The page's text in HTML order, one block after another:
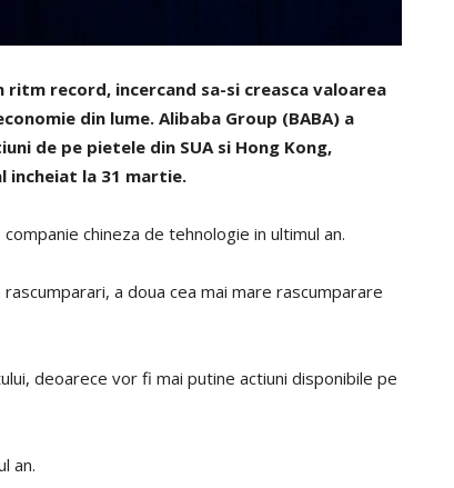
record, incercand sa-si creasca valoarea
din lume. Alibaba Group (BABA) a
de pe pietele din SUA si Hong Kong,
incheiat la 31 martie.
chineza de tehnologie in ultimul an.
a doua cea mai mare rascumparare
deoarece vor fi mai putine actiuni disponibile pe
an.